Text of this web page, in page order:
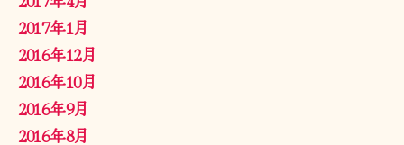
2017年1月
2016年12月
2016年10月
2016年9月
2016年8月